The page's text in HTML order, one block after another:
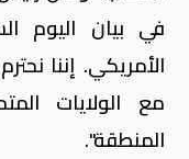
في بيان اليوم
الأمريكي. إننا
مع الولايات
المنطقة".